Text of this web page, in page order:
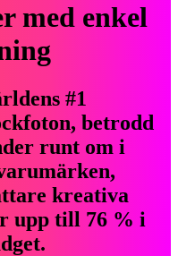
med enkel
#1
betrodd
runt om i
kreativa
upp till 76 % i